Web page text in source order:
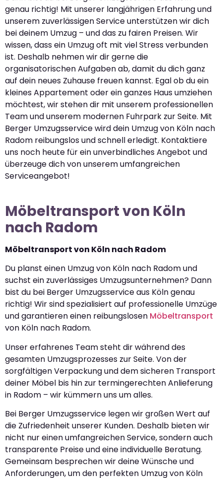
genau richtig! Mit unserer langjährigen Erfahrung und
unserem zuverlässigen Service unterstützen wir dich
bei deinem Umzug – und das zu fairen Preisen. Wir
wissen, dass ein Umzug oft mit viel Stress verbunden
ist. Deshalb nehmen wir dir gerne die
organisatorischen Aufgaben ab, damit du dich ganz
auf dein neues Zuhause freuen kannst. Egal ob du ein
kleines Appartement oder ein ganzes Haus umziehen
möchtest, wir stehen dir mit unserem professionellen
Team und unserem modernen Fuhrpark zur Seite. Mit
Berger Umzugsservice wird dein Umzug von Köln nach
Radom reibungslos und schnell erledigt. Kontaktiere
uns noch heute für ein unverbindliches Angebot und
überzeuge dich von unserem umfangreichen
Serviceangebot!
Möbeltransport von Köln
nach Radom
Möbeltransport von Köln nach Radom
Du planst einen Umzug von Köln nach Radom und
suchst ein zuverlässiges Umzugsunternehmen? Dann
bist du bei Berger Umzugsservice aus Köln genau
richtig! Wir sind spezialisiert auf professionelle Umzüge
und garantieren einen reibungslosen Möbeltransport
von Köln nach Radom.
Unser erfahrenes Team steht dir während des
gesamten Umzugsprozesses zur Seite. Von der
sorgfältigen Verpackung und dem sicheren Transport
deiner Möbel bis hin zur termingerechten Anlieferung
in Radom – wir kümmern uns um alles.
Bei Berger Umzugsservice legen wir großen Wert auf
die Zufriedenheit unserer Kunden. Deshalb bieten wir
nicht nur einen umfangreichen Service, sondern auch
transparente Preise und eine individuelle Beratung.
Gemeinsam besprechen wir deine Wünsche und
Anforderungen, um den perfekten Umzug von Köln